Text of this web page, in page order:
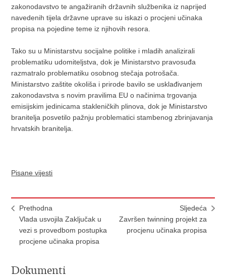
zakonodavstvo te angažiranih državnih službenika iz naprijed
navedenih tijela državne uprave su iskazi o procjeni učinaka
propisa na pojedine teme iz njihovih resora.
Tako su u Ministarstvu socijalne politike i mladih analizirali
problematiku udomiteljstva, dok je Ministarstvo pravosuđa
razmatralo problematiku osobnog stečaja potrošača.
Ministarstvo zaštite okoliša i prirode bavilo se usklađivanjem
zakonodavstva s novim pravilima EU o načinima trgovanja
emisijskim jedinicama stakleničkih plinova, dok je Ministarstvo
branitelja posvetilo pažnju problematici stambenog zbrinjavanja
hrvatskih branitelja.
Pisane vijesti
Prethodna
Vlada usvojila Zaključak u
vezi s provedbom postupka
procjene učinaka propisa
Sljedeća
Završen twinning projekt za
procjenu učinaka propisa
Dokumenti